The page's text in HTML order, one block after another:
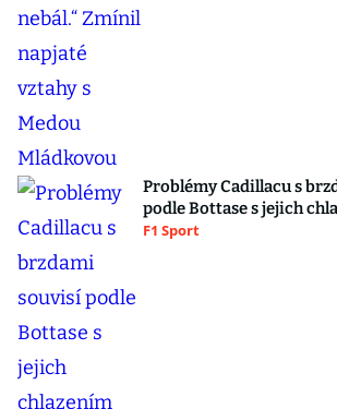
Problémy Cadillacu s
podle Bottase s jejich
F1 Sport